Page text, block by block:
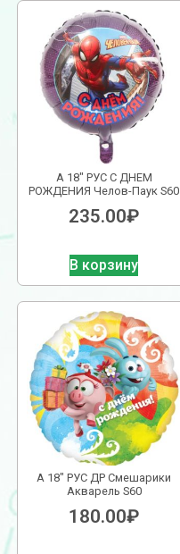
А 18″ РУС С ДНЕМ
РОЖДЕНИЯ Челов-Паук S60
235.00₽
В корзину
А 18″ РУС ДР Смешарики
Акварель S60
180.00₽